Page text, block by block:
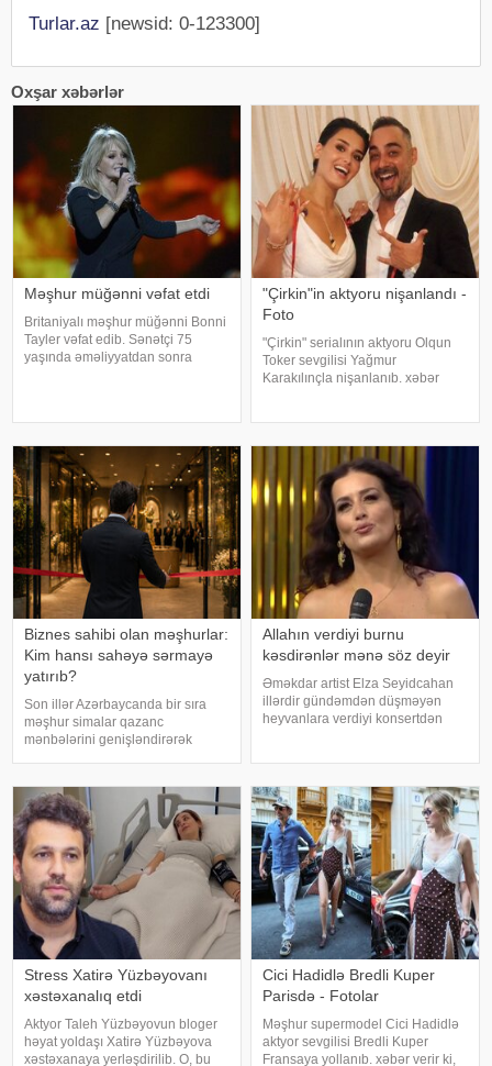
Turlar.az [newsid: 0-123300]
Oxşar xəbərlər
Məşhur müğənni vəfat etdi
Britaniyalı məşhur müğənni Bonni
Tayler vəfat edib. Sənətçi 75
yaşında əməliyyatdan sonra
"Çirkin"in aktyoru nişanlandı -
Foto
"Çirkin" serialının aktyoru Olqun
Toker sevgilisi Yağmur
Karakılınçla nişanlanıb. xəbər
Polatoğulları və Mustaf
Biznes sahibi olan məşhurlar:
Kim hansı sahəyə sərmayə
yatırıb?
Son illər Azərbaycanda bir sıra
məşhur simalar qazanc
mənbələrini genişləndirərək
restoran, kafe, geyim, gözəllik və
qida sektorunda fəaliyyət
göstərən, öz adları il
Allahın verdiyi burnu
kəsdirənlər mənə söz deyir
Əməkdar artist Elza Seyidcahan
illərdir gündəmdən düşməyən
heyvanlara verdiyi konsertdən
E.Seyidcahan bildirib ki, həmin
layihəd
Stress Xatirə Yüzbəyovanı
xəstəxanalıq etdi
Aktyor Taleh Yüzbəyovun bloger
həyat yoldaşı Xatirə Yüzbəyova
xəstəxanaya yerləşdirilib. O, bu
Cici Hadidlə Bredli Kuper
Parisdə - Fotolar
Məşhur supermodel Cici Hadidlə
aktyor sevgilisi Bredli Kuper
Fransaya yollanıb. xəbər verir ki,